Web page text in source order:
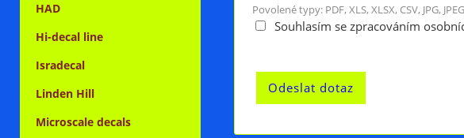
Povolené typy: PDF, XLS, XLSX, CSV, JPG,
Souhlasím se zpracováním
HAD
Hi-decal line
Isradecal
Linden Hill
Microscale decals